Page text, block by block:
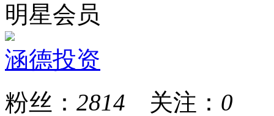
明星会员
涵德投资
粉丝： 2814 关注： 0